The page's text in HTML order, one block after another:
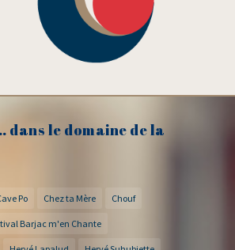
dans le domaine de la
Po Chez ta Mère Chouf
Barjac m'en Chante